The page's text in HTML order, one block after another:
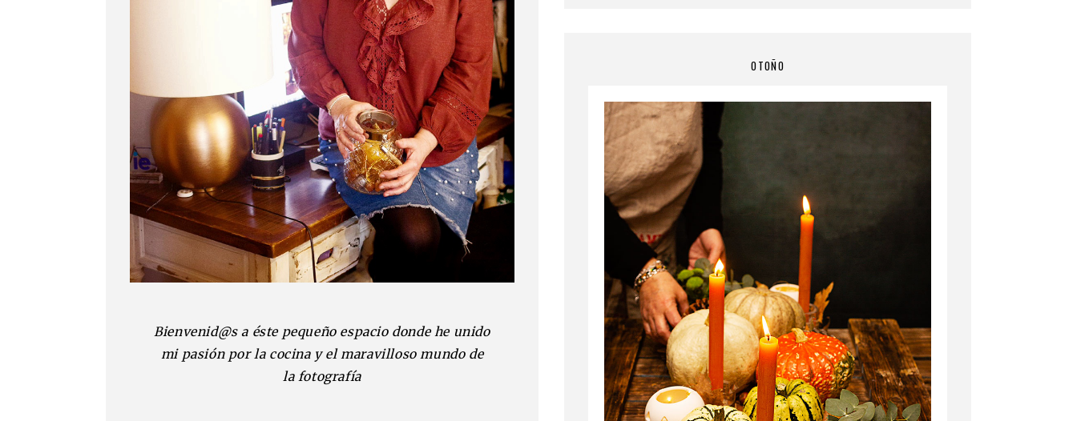
Bienvenid@s a éste pequeño espacio donde he unido
mi pasión por la cocina y el maravilloso mundo de
la fotografía
OTOÑO